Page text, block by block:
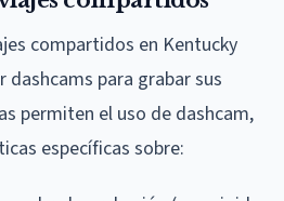
compartidos en Kentucky
dashcams para grabar sus
permiten el uso de dashcam,
específicas sobre: